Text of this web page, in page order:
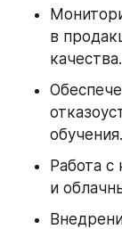
в
качества.
обучения.
Работа
и